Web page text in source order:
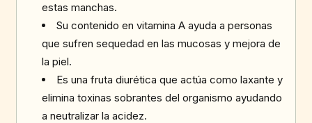
estas manchas.
Su contenido en vitamina A ayuda a personas
que sufren sequedad en las mucosas y mejora de
la piel.
Es una fruta diurética que actúa como laxante y
elimina toxinas sobrantes del organismo ayudando
a neutralizar la acidez.